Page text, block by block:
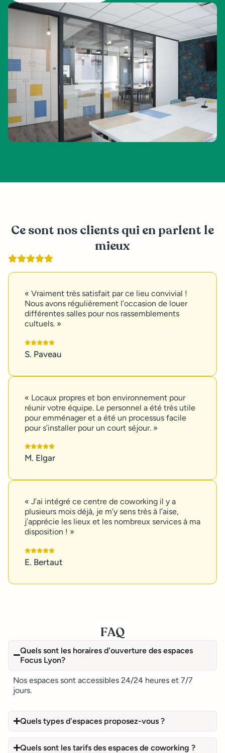
Ce sont nos clients qui en parlent le
mieux
« Vraiment très satisfait par ce lieu convivial !
Nous avons régulièrement l’occasion de louer
différentes salles pour nos rassemblements
cultuels. »
S. Paveau
« Locaux propres et bon environnement pour
réunir votre équipe. Le personnel a été très utile
pour emménager et a été un processus facile
pour s’installer pour un court séjour. »
M. Elgar
« J’ai intégré ce centre de coworking il y a
plusieurs mois déjà, je m’y sens très à l’aise,
j’apprécie les lieux et les nombreux services à ma
disposition ! »
E. Bertaut
FAQ
Quels sont les horaires d'ouverture des espaces
Focus Lyon?
Nos espaces sont accessibles 24/24 heures et 7/7
jours.
Quels types d'espaces proposez-vous ?
Quels sont les tarifs des espaces de coworking ?